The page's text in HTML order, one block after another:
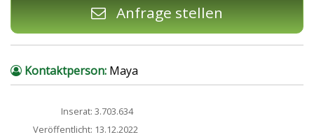
Anfrage stellen
Kontaktperson: Maya
Inserat: 3.703.634
Veröffentlicht: 13.12.2022